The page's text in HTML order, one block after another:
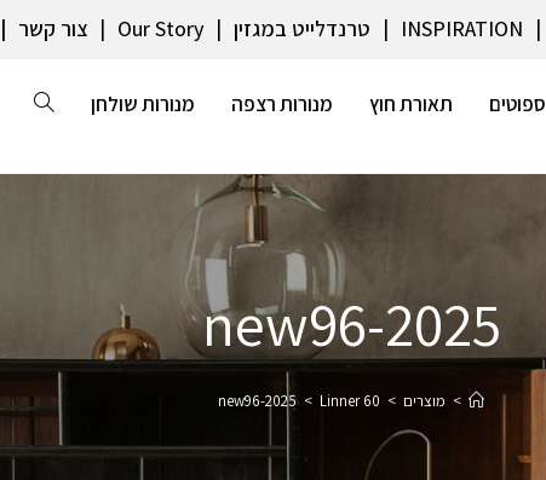
INSPIRATION טרנדלייט במגזין Our Story צור קשר
ספוטים תאורת חוץ מנורות רצפה מנורות שולחן
2025-new96
> מוצרים >
Linner 60
>
2025-new96